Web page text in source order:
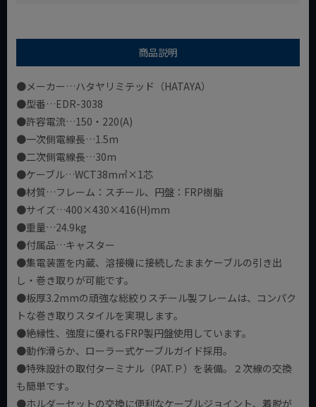
商品説明
●メーカー…ハタヤリミテッド（HATAYA）
●型番…EDR-3038
●許容電流…150・220(A)
●一次側電線長…1.5m
●二次側電線長…30m
●ケーブル…WCT38m㎡×1芯
●材質…フレーム：スチール、円盤：FRP樹脂
●サイズ…400×430×416(H)mm
●重量…24.9kg
●付属品…キャスター
●集電装置を内蔵、溶接機に接続したままケーブルの引き出
し・巻き取りが可能です。
●板厚3.2mmの頑強な総絞りスチール製フレームは、コンパク
トな巻き取りスタイルを実現します。
●絶縁性、強度に優れるFRP製円盤使用しています。
●動作滑らか、ローラー式ケーブルガイド採用。
●特殊設計の取付ターミナル（PAT.Ｐ）を装備。２次線の交換
も簡単です。
●ホルダーセットの交換に便利なケーブルジョイント、着脱が